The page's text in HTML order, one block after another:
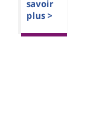
savoir
plus >